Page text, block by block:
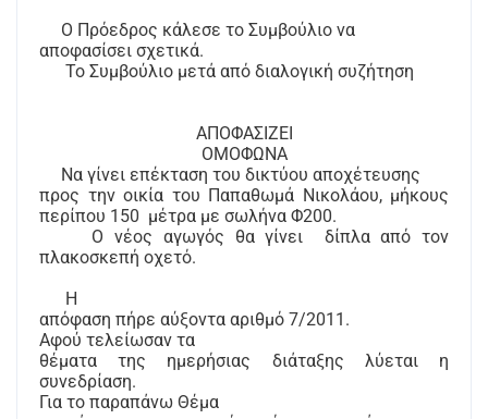
Ο Πρόεδρος κάλεσε το Συμβούλιο να
αποφασίσει σχετικά.
Το Συμβούλιο μετά από διαλογική συζήτηση
ΑΠΟΦΑΣΙΖΕΙ
ΟΜΟΦΩΝΑ
Να γίνει επέκταση του δικτύου αποχέτευσης
προς την οικία του Παπαθωμά Νικολάου, μήκους
περίπου 150 μέτρα με σωλήνα Φ200.
Ο νέος αγωγός θα γίνει
δίπλα από τον
πλακοσκεπή οχετό.
Η
απόφαση πήρε αύξοντα αριθμό 7/2011.
Αφού τελείωσαν τα
θέματα της ημερήσιας διάταξης λύεται η
συνεδρίαση.
Για το παραπάνω Θέμα